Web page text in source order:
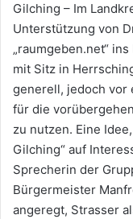
E-
Mail
Gilching – Im
Unterstützung von
„raumgeben.net“
mit Sitz in
generell, jedoch vor
für die
zu nutzen. Eine
Gilching“ auf
Sprecherin der
Bürgermeister
angeregt, Strasser